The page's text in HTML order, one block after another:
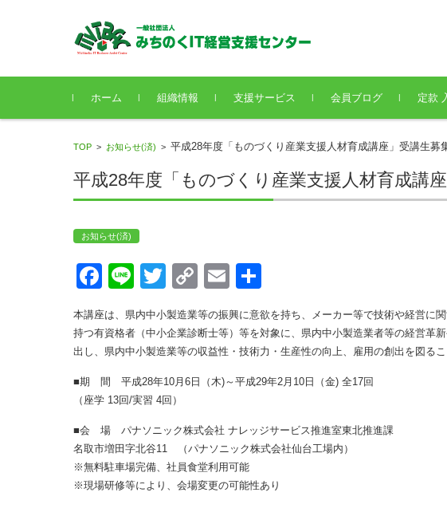
コンテンツに移動
ホーム
組織情報 支援サービス 会員ブログ 定款
TOP > お知らせ(済) > 平成28年度「ものづくり産業支援人材育成講座」受講生募
平成28年度「ものづくり産業支援人材育成講
お知らせ(済)
Face Line Twitt Copy Emai
本講座は、県内中小製造業等の振興に意欲を持ち、メーカー等で技術や経営に
持つ有資格者（中小企業診断士等）等を対象に、県内中小製造業者等の経営革
出し、県内中小製造業等の収益性・技術力・生産性の向上、雇用の創出を図るこ
■期 間 平成28年10月6日（木)～平成29年2月10日（金) 全17回
（座学 13回/実習 4回）
■会 場 パナソニック株式会社 ナレッジサービス推進室東北推進課
名取市増田字北谷11 （パナソニック株式会社仙台工場内）
※無料駐車場完備、社員食堂利用可能
※現場研修等により、会場変更の可能性あり